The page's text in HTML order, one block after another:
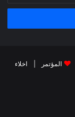
المؤتمر
اخلاء